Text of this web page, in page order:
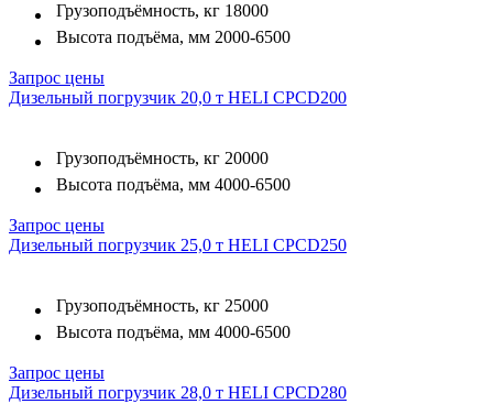
Грузоподъёмность, кг 18000
Высота подъёма, мм 2000-6500
Запрос цены
Дизельный погрузчик 20,0 т HELI CPCD200
Грузоподъёмность, кг 20000
Высота подъёма, мм 4000-6500
Запрос цены
Дизельный погрузчик 25,0 т HELI CPCD250
Грузоподъёмность, кг 25000
Высота подъёма, мм 4000-6500
Запрос цены
Дизельный погрузчик 28,0 т HELI CPCD280